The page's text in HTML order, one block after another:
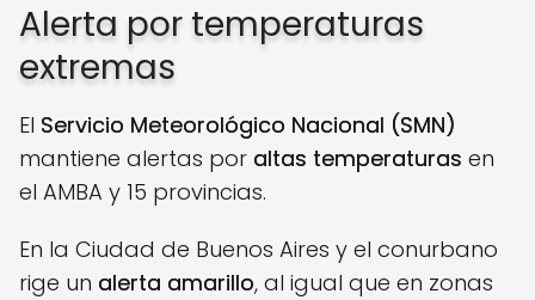
Alerta por temperaturas
extremas
El Servicio Meteorológico Nacional (SMN)
mantiene alertas por altas temperaturas en
el AMBA y 15 provincias.
En la Ciudad de Buenos Aires y el conurbano
rige un alerta amarillo, al igual que en zonas